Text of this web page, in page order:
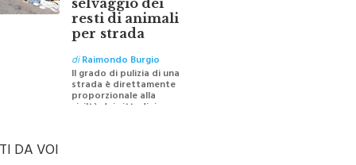
resti di animali
per strada
diRaimondo Burgio
Il grado di pulizia di una
strada è direttamente
proporzionale alla
civiltà dei cittadini
DA VOI